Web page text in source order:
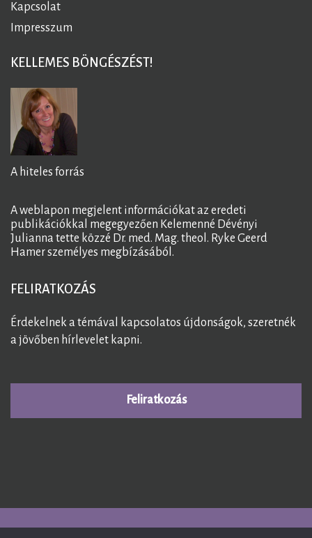
Kapcsolat
Impresszum
KELLEMES BÖNGÉSZÉST!
A hiteles forrás
A weblapon megjelent információkat az eredeti
publikációkkal megegyezően Kelemenné Dévényi
Julianna tette közzé Dr. med. Mag. theol. Ryke Geerd
Hamer személyes megbízásából.
FELIRATKOZÁS
Érdekelnek a témával kapcsolatos újdonságok, szeretnék
a jövőben hírlevelet kapni.
Feliratkozás